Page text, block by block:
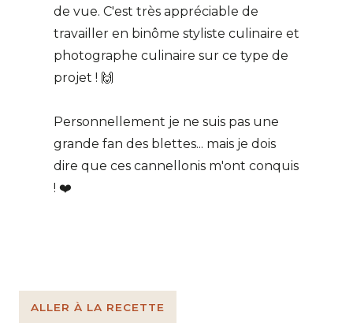
de vue. C'est très appréciable de
travailler en binôme styliste culinaire et
photographe culinaire sur ce type de
projet ! 🙌
Personnellement je ne suis pas une
grande fan des blettes... mais je dois
dire que ces cannellonis m'ont conquis
! ❤️
ALLER À LA RECETTE